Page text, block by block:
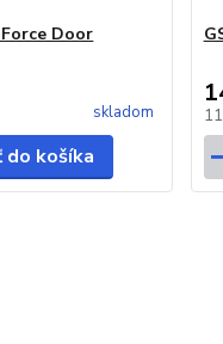
Door
skladom
do košíka